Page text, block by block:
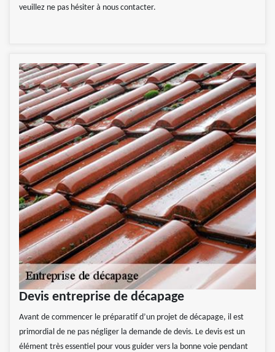
veuillez ne pas hésiter à nous contacter.
Devis entreprise de décapage
Avant de commencer le préparatif d’un projet de décapage, il est
primordial de ne pas négliger la demande de devis. Le devis est un
élément très essentiel pour vous guider vers la bonne voie pendant